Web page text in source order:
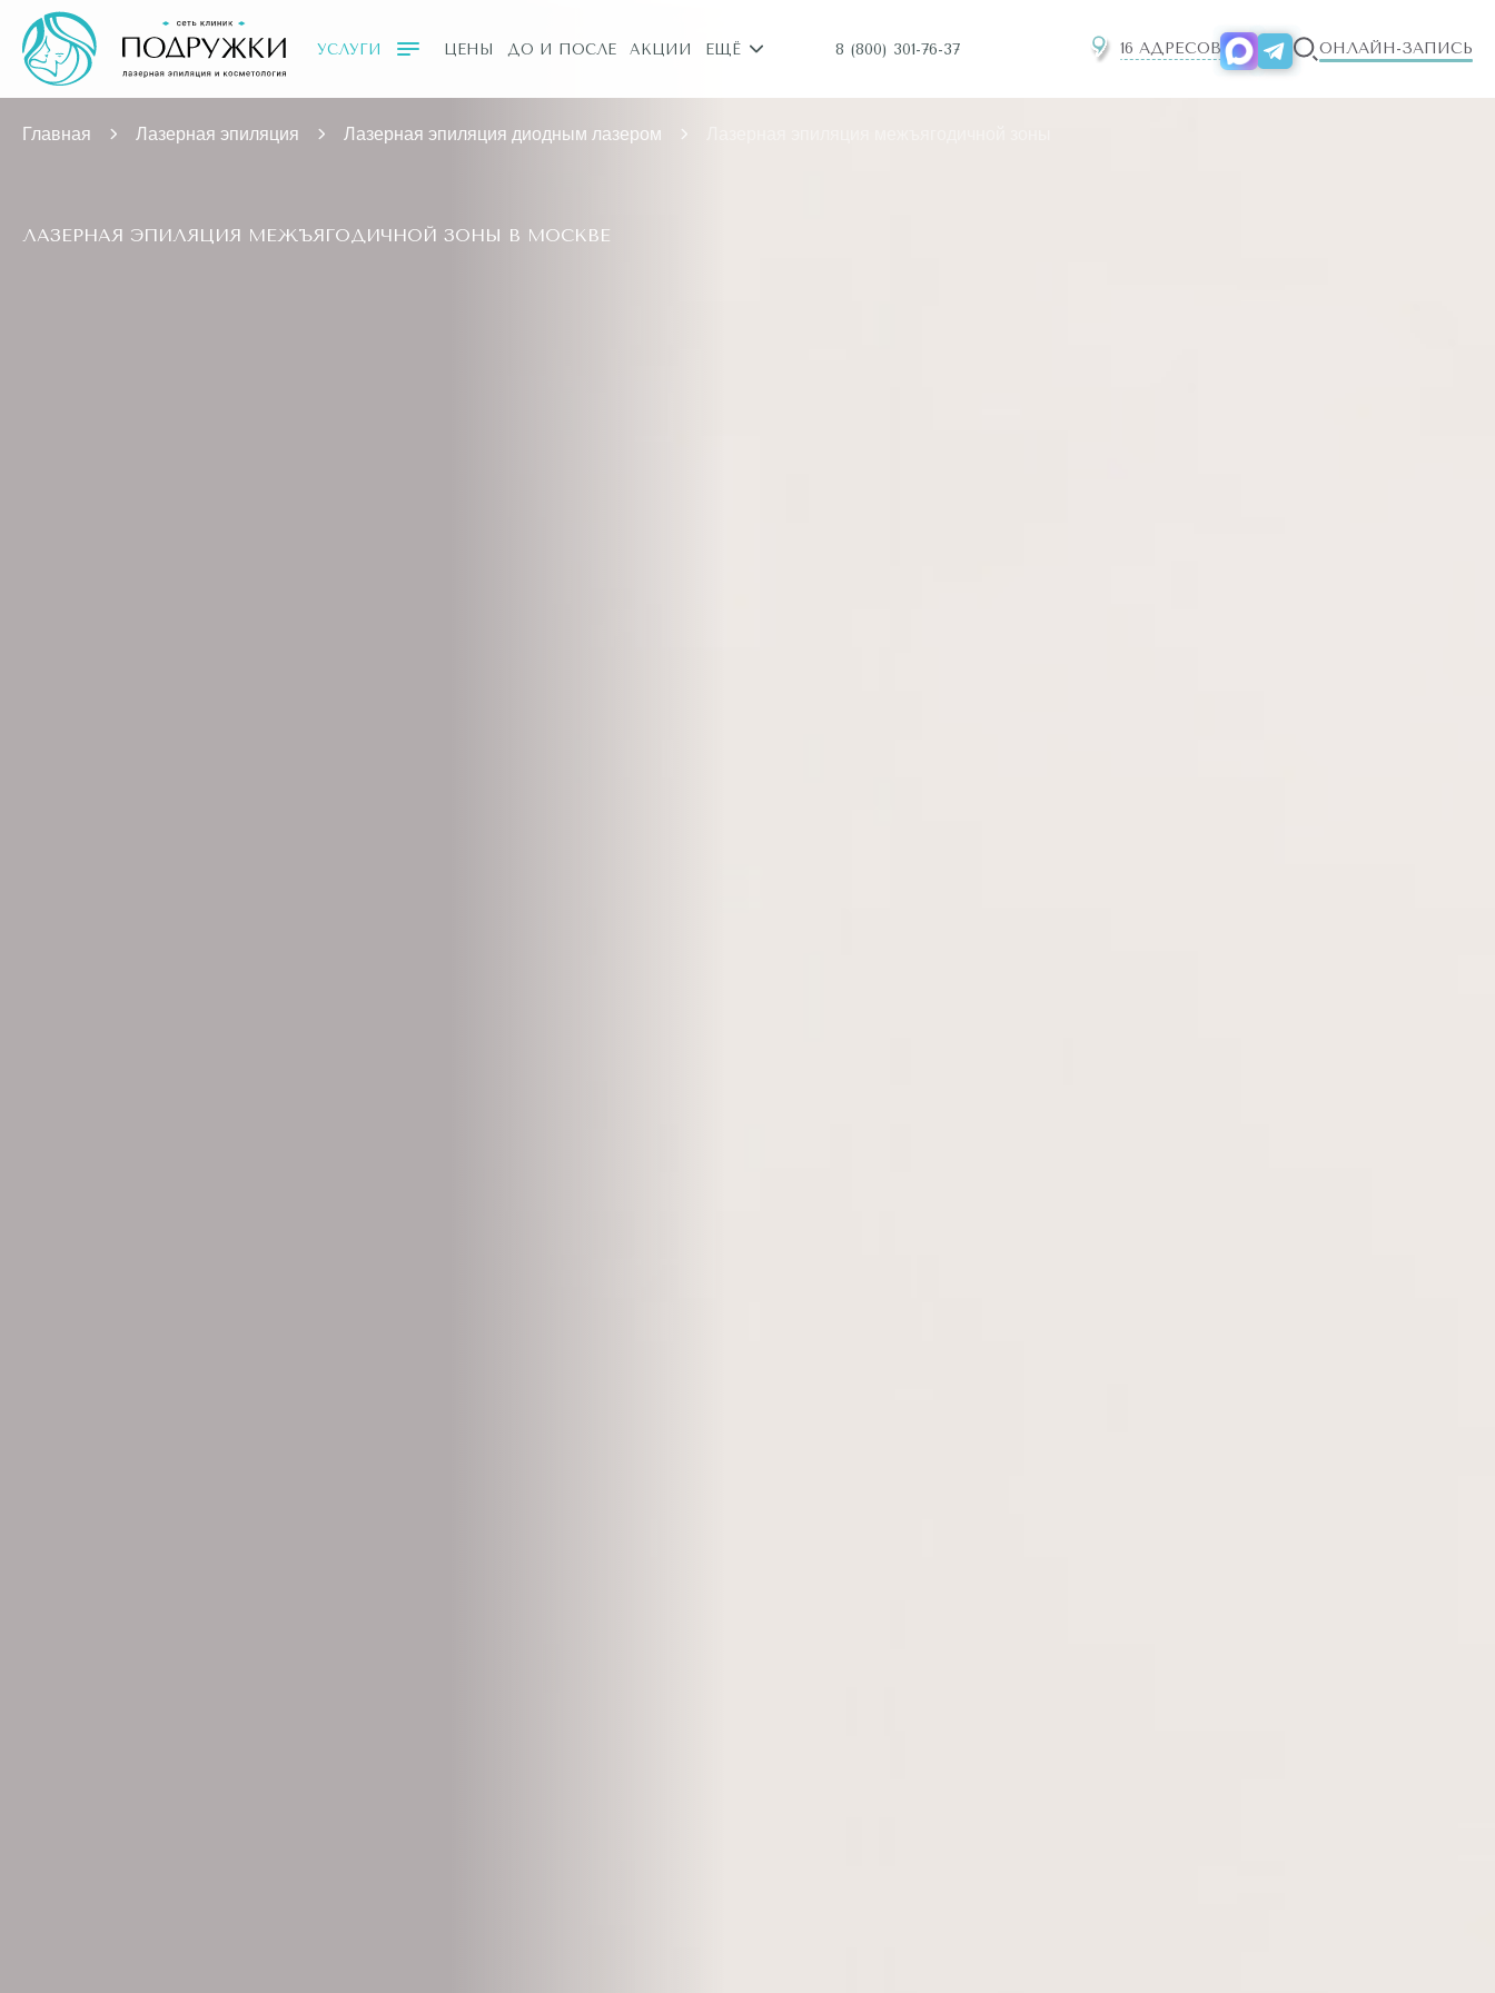
УСЛУГИ ЦЕНЫ ДО И ПОСЛЕ АКЦИИ ЕЩЁ 8 (800) 301-76-37 16 АДРЕСОВ ОНЛАЙН-ЗАПИСЬ
Главная Лазерная эпиляция Лазерная эпиляция диодным лазером
ЛАЗЕРНАЯ ЭПИЛЯЦИЯ МЕЖЪЯГОДИЧНОЙ ЗОНЫ В МОСКВЕ